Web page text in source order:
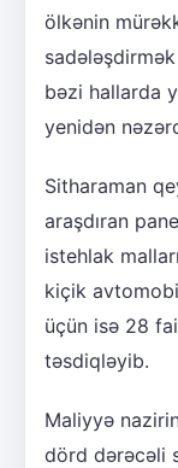
ölkənin
bəzi hallarda
yenidən
Sitharaman
araşdıran
istehlak
kiçik
üçün isə 28
təsdiqləyib.
Maliyyə
dörd dərəcəli